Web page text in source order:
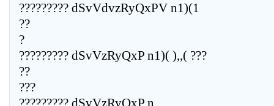
????????? dSvVdvzRyQxPV n1)(1
??
?
????????? dSvVzRyQxP n1)( ),,( ???
??
???
????????? dSvVzRyQxP n